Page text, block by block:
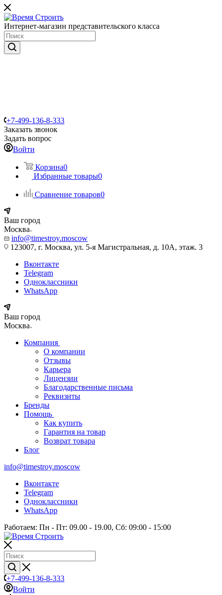
Интернет-магазин представительского класса
+7-499-136-8-333
Заказать звонок
Задать вопрос
Войти
Корзина0
Избранные товары0
Сравнение товаров0
Ваш город
Москва
info@timestroy.moscow
123007, г. Москва, ул. 5-я Магистральная, д. 10А, этаж. 3
Вконтакте
Telegram
Одноклассники
WhatsApp
Ваш город
Москва
Компания
О компании
Отзывы
Карьера
Лицензии
Благодарственные письма
Реквизиты
Бренды
Помощь
Как купить
Гарантия на товар
Возврат товара
Блог
info@timestroy.moscow
Вконтакте
Telegram
Одноклассники
WhatsApp
Работаем: Пн - Пт: 09.00 - 19.00, Сб: 09:00 - 15:00
+7-499-136-8-333
Войти